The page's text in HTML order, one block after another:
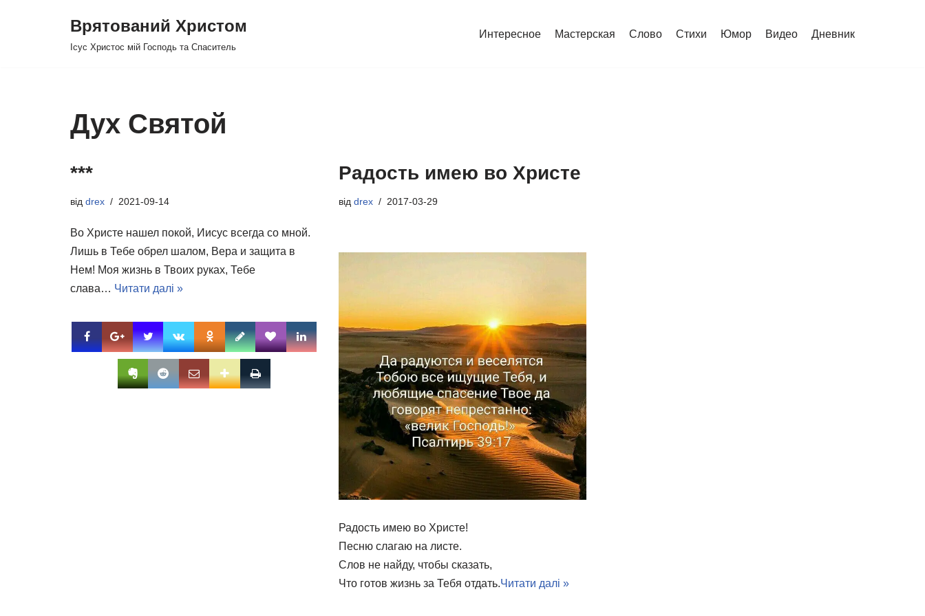
Врятований Христом
Ісус Христос мій Господь та Спаситель
Интересное Мастерская Слово Стихи Юмор Видео Дневник
Дух Святой
***
від drex 2021-09-14
Во Христе нашел покой, Иисус всегда со мной.
Лишь в Тебе обрел шалом, Вера и защита в
Нем! Моя жизнь в Твоих руках, Тебе
слава… Читати далі »
Радость имею во Христе
від drex 2017-03-29
Радость имею во Христе!
Песню слагаю на листе.
Слов не найду, чтобы сказать,
Что готов жизнь за Тебя отдать.Читати далі »